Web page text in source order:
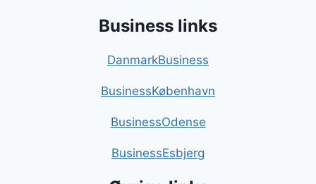
Business links
DanmarkBusiness
BusinessKøbenhavn
BusinessOdense
BusinessEsbjerg